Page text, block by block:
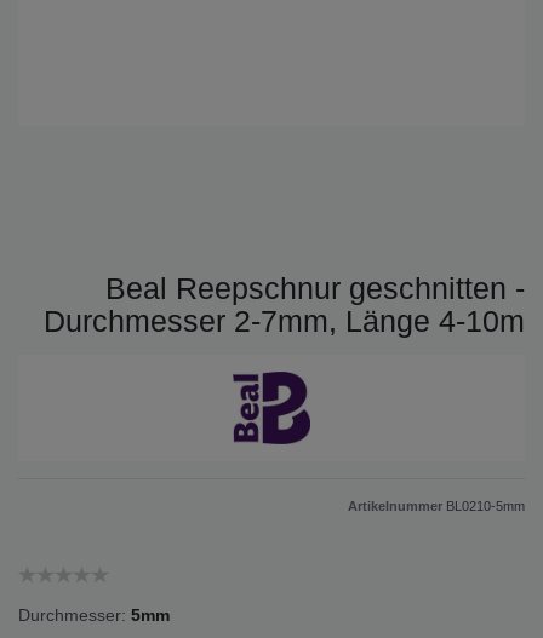
Beal Reepschnur geschnitten -
Durchmesser 2-7mm, Länge 4-10m
Artikelnummer BL0210-5mm
Durchmesser: 5mm